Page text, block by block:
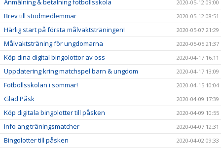
Anmälning & betalning fotbollsskola 2020-05-12 09:00
Brev till stödmedlemmar 2020-05-12 08:51
Härlig start på första målvaktsträningen! 2020-05-07 21:29
Målvaktsträning för ungdomarna 2020-05-05 21:37
Köp dina digital bingolottor av oss 2020-04-17 16:11
Uppdatering kring matchspel barn & ungdom 2020-04-17 13:09
Fotbollsskolan i sommar! 2020-04-15 10:04
Glad Påsk 2020-04-09 17:39
Köp digitala bingolotter till påsken 2020-04-09 10:55
Info ang träningsmatcher 2020-04-07 12:31
Bingolotter till påsken 2020-04-02 09:33